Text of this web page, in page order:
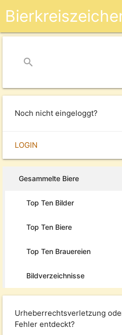
search
Noch nicht eingeloggt?
LOGIN
Gesammelte Biere
Top Ten Bilder
Top Ten Biere
Top Ten Brauereien
Bildverzeichnisse
Urheberrechtsverletzung
Fehler entdeckt?